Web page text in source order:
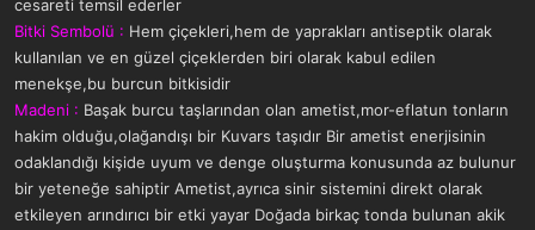
cesareti temsil ederler
Bitki Sembolü : Hem çiçekleri,hem de yaprakları antiseptik olarak
kullanılan ve en güzel çiçeklerden biri olarak kabul edilen
menekşe,bu burcun bitkisidir
Madeni : Başak burcu taşlarından olan ametist,mor-eflatun tonların
hakim olduğu,olağandışı bir Kuvars taşıdır Bir ametist enerjisinin
odaklandığı kişide uyum ve denge oluşturma konusunda az bulunur
bir yeteneğe sahiptir Ametist,ayrıca sinir sistemini direkt olarak
etkileyen arındırıcı bir etki yayar Doğada birkaç tonda bulunan akik